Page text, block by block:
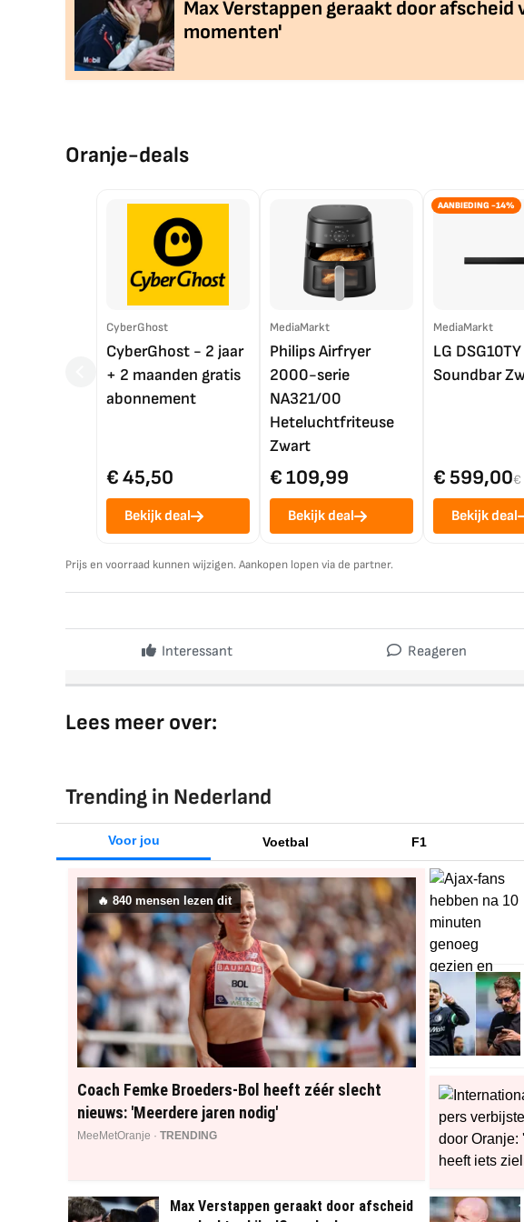
Max Verstappen geraakt door afscheid
momenten'
Oranje-deals
CyberGhost
CyberGhost - 2 jaar
+ 2 maanden gratis
abonnement
€ 45,50
Bekijk deal
MediaMarkt
Philips Airfryer
2000-serie
NA321/00
Heteluchtfriteuse
Zwart
€ 109,99
Bekijk deal
AANBIEDING -14%
MediaMarkt
LG DSG10TY
Soundbar
€ 599,00€
Bekijk deal
Prijs en voorraad kunnen wijzigen. Aankopen lopen via de partner.
Interessant Reageren
Lees meer over:
Trending in Nederland
Voor jou Voetbal F1
🔥 839 mensen lezen dit
Coach Femke Broeders-Bol heeft zéér slecht
nieuws: 'Meerdere jaren nodig'
MeeMetOranje · TRENDING
Max Verstappen geraakt door afscheid